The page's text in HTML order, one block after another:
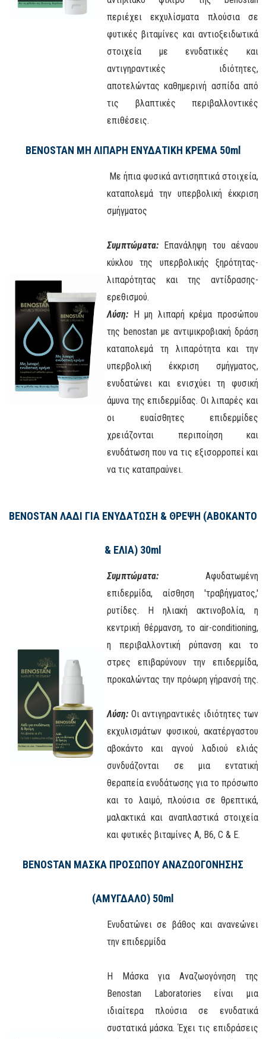
περιέχει εκχυλίσματα πλούσια σε
φυτικές βιταμίνες και αντιοξειδωτικά
στοιχεία με ενυδατικές και
αντιγηραντικές ιδιότητες,
αποτελώντας καθημερινή ασπίδα από
τις βλαπτικές περιβαλλοντικές
επιθέσεις.
BENOSTAN ΜΗ ΛΙΠΑΡΗ ΕΝΥΔΑΤΙΚΗ ΚΡΕΜΑ 50ml
Με ήπια φυσικά αντισηπτικά στοιχεία,
καταπολεμά την υπερβολική έκκριση
σμήγματος
Συμπτώματα: Επανάληψη του αέναου
κύκλου της υπερβολικής ξηρότητας-
λιπαρότητας και της αντίδρασης-
ερεθισμού.
Λύση: Η μη λιπαρή κρέμα προσώπου
της benostan με αντιμικροβιακή δράση
καταπολεμά τη λιπαρότητα και την
υπερβολική έκκριση σμήγματος,
ενυδατώνει και ενισχύει τη φυσική
άμυνα της επιδερμίδας. Οι λιπαρές και
οι ευαίσθητες επιδερμίδες
χρειάζονται περιποίηση και
ενυδάτωση που να τις εξισορροπεί και
να τις καταπραύνει.
BENOSTAN ΛΑΔΙ ΓΙΑ ΕΝΥΔΑΤΩΣΗ & ΘΡΕΨΗ (ΑΒΟΚΑΝΤΟ
& ΕΛΙΑ) 30ml
Συμπτώματα: Αφυδατωμένη
επιδερμίδα, αίσθηση 'τραβήγματος,'
ρυτίδες. Η ηλιακή ακτινοβολία, η
κεντρική θέρμανση, το αir-conditioning,
η περιβαλλοντική ρύπανση και το
στρες επιβαρύνουν την επιδερμίδα,
προκαλώντας την πρόωρη γήρανσή της.
Λύση: Οι αντιγηραντικές ιδιότητες των
εκχυλισμάτων φυσικού, ακατέργαστου
αβοκάντο και αγνού λαδιού ελιάς
συνδυάζονται σε μια εντατική
θεραπεία ενυδάτωσης για το πρόσωπο
και το λαιμό, πλούσια σε θρεπτικά,
μαλακτικά και αναπλαστικά στοιχεία
και φυτικές βιταμίνες Α, Β6, C & E.
BENOSTAN ΜΑΣΚΑ ΠΡΟΣΩΠΟΥ ΑΝΑΖΩΟΓΟΝΗΣΗΣ
(ΑΜΥΓΔΑΛΟ) 50ml
Ενυδατώνει σε βάθος και ανανεώνει
την επιδερμίδα
Η Μάσκα για Αναζωογόνηση της
Benostan Laboratories είναι μια
ιδιαίτερα πλούσια σε ενυδατικά
συστατικά μάσκα. Έχει τις επιδράσεις